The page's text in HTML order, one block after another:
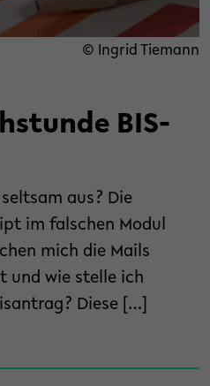
© Ingrid Tiemann
BIS-
aus? Die
im falschen Modul
mich die Mails
und wie stelle ich
Diese […]